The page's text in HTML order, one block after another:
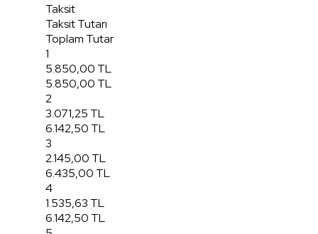
Taksit
Taksit Tutarı
Toplam Tutar
1
5.850,00 TL
5.850,00 TL
2
3.071,25 TL
6.142,50 TL
3
2.145,00 TL
6.435,00 TL
4
1.535,63 TL
6.142,50 TL